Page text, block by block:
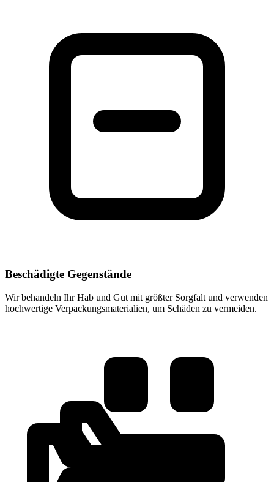
Beschädigte Gegenstände
Wir behandeln Ihr Hab und Gut mit größter Sorgfalt und verwenden
hochwertige Verpackungsmaterialien, um Schäden zu vermeiden.